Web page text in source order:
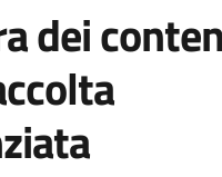
dei